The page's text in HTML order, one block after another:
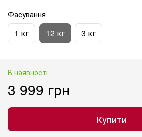
Фасування
1 кг 12 кг 3 кг
В наявності
3 999 грн
Купити